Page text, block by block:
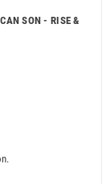
SON - RISE &